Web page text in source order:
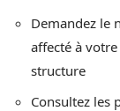
Demandez le
affecté à
structure
Consultez les